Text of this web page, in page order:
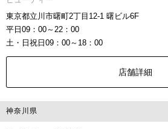
東京都立川市曙町2丁目12-1 曙ビル6F
平日09：00～22：00
土・日祝日09：00～18：00
店舗詳細
神奈川県